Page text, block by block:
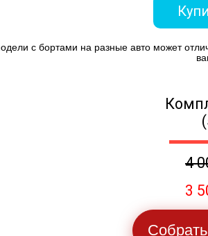
с бортами на разные авто может
4
3